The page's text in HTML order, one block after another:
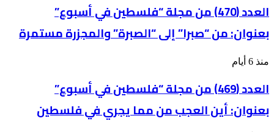
من
مجلة
“فلسطين
في
بعنوان: من
إلى
والمجزرة
العدد (470) من مجلة “فلسطين في أسبوع”
بعنوان: من “صبرا” إلى “الصبرة” والمجزرة مستمرة
العدد
من
مجلة
“فلسطين
في
أسبوع”
منذ 6 أيام
العدد (469) من مجلة “فلسطين في أسبوع”
بعنوان: أين العجب من مما يجري في فلسطين